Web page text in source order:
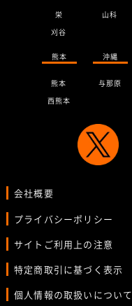
栄 山科
刈谷
熊本 沖縄
熊本
与那原
西熊本
会社概要
プライバシーポリシー
サイトご利用上の注意
特定商取引に基づく表示
個人情報の取扱いについて